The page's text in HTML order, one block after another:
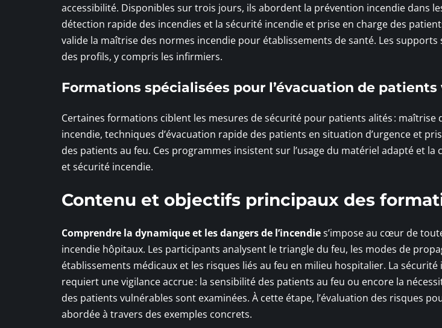
accessibilité. Disponibles sur trois jours, ils abordent la prévention incendie dans
détection rapide des incendies et la sécurité incendie et prise en charge des
valide la maîtrise des normes incendie pour établissements de santé. Les
des profils, y compris les infirmiers.
Formations spécialisées pour l’évacuation de patients
Certaines formations ciblent les mesures de sécurité pour patients alités : maîtrise
incendie, techniques d’évacuation rapide des patients en situation d’urgence et
des patients au feu. Ces programmes insistent sur l’usage du matériel adapté et
et sécurité incendie.
Contenu et objectifs principaux des
Comprendre la dynamique et les dangers de l’incendies’impose au cœur de
incendie hôpitaux. Les participants analysent le triangle du feu, les modes de
établissements médicaux et les risques liés au feu en milieu hospitalier. La
requiert une vigilance accrue : la sensibilité des patients au feu ou encore la
des patients vulnérables sont examinées. À cette étape, l’évaluation des risques
abordée à travers des exemples concrets.